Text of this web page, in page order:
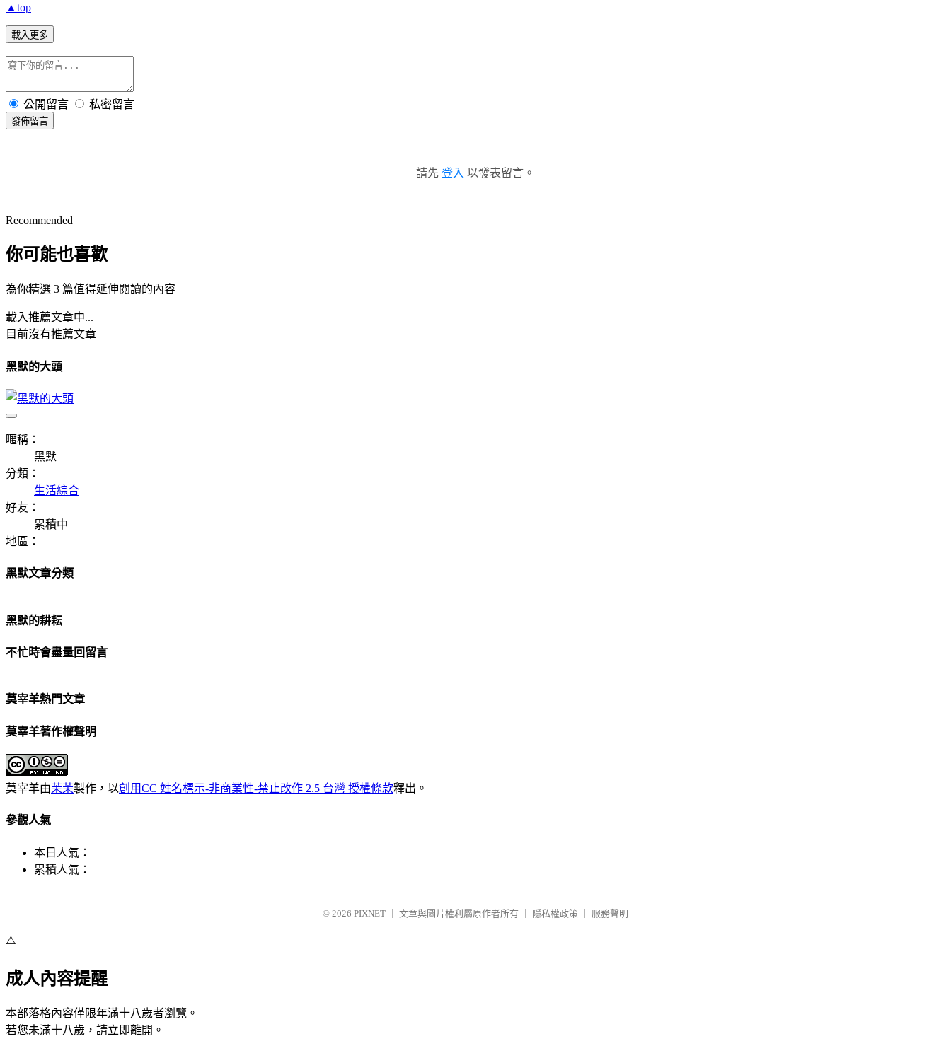
▲top
載入更多
公開留言 私密留言
發佈留言
請先 登入 以發表留言。
Recommended
你可能也喜歡
為你精選 3 篇值得延伸閱讀的內容
載入推薦文章中...
目前沒有推薦文章
黑默的大頭
暱稱：
黑默
分類：
生活綜合
好友：
累積中
地區：
黑默文章分類
黑默的耕耘
不忙時會盡量回留言
莫宰羊熱門文章
莫宰羊著作權聲明
莫宰羊由茉茉製作，以創用CC 姓名標示-非商業性-禁止改作 2.5 台灣 授權條款釋出。
參觀人氣
本日人氣：
累積人氣：
© 2026 PIXNET 文章與圖片權利屬原作者所有 隱私權政策 服務聲明
⚠️
成人內容提醒
本部落格內容僅限年滿十八歲者瀏覽。
若您未滿十八歲，請立即離開。